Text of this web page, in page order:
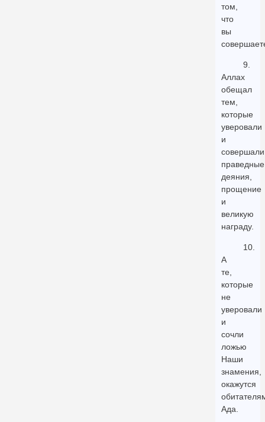
том,
что
вы
9.
Аллах
обещал
тем,
которые
уверовали
и
совершали
праведные
деяния,
прощение
и
великую
награду.
10.
А
те,
которые
не
уверовали
и
сочли
ложью
Наши
знамения,
окажутся
Ада.